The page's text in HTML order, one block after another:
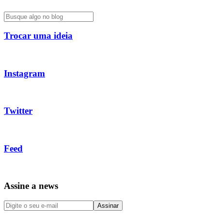
Trocar uma ideia
Instagram
Twitter
Feed
Assine a news